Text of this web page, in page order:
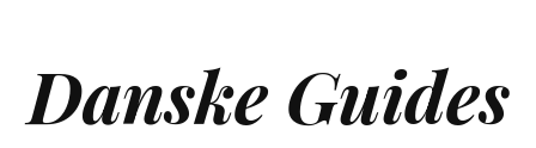
Danske Guides